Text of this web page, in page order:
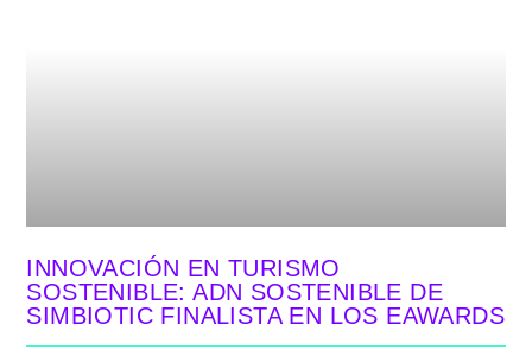
INNOVACIÓN EN TURISMO
SOSTENIBLE: ADN SOSTENIBLE DE
SIMBIOTIC FINALISTA EN LOS EAWARDS